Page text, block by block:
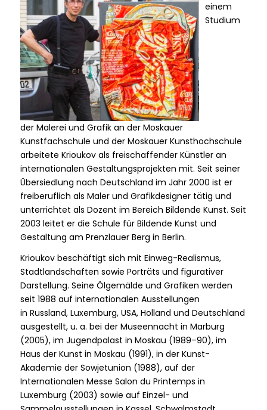
einem
Studium
der Malerei und Grafik an der Moskauer
Kunstfachschule und der Moskauer Kunsthochschule
arbeitete Krioukov als freischaffender Künstler an
internationalen Gestaltungsprojekten mit. Seit seiner
Übersiedlung nach Deutschland im Jahr 2000 ist er
freiberuflich als Maler und Grafikdesigner tätig und
unterrichtet als Dozent im Bereich Bildende Kunst. Seit
2003 leitet er die Schule für Bildende Kunst und
Gestaltung am Prenzlauer Berg in Berlin.
Krioukov beschäftigt sich mit Einweg-Realismus,
Stadtlandschaften sowie Porträts und figurativer
Darstellung. Seine Ölgemälde und Grafiken werden
seit 1988 auf internationalen Ausstellungen
in Russland, Luxemburg, USA, Holland und Deutschland
ausgestellt, u. a. bei der Museennacht in Marburg
(2005), im Jugendpalast in Moskau (1989–90), im
Haus der Kunst in Moskau (1991), in der Kunst-
Akademie der Sowjetunion (1988), auf der
Internationalen Messe Salon du Printemps in
Luxemburg (2003) sowie auf Einzel- und